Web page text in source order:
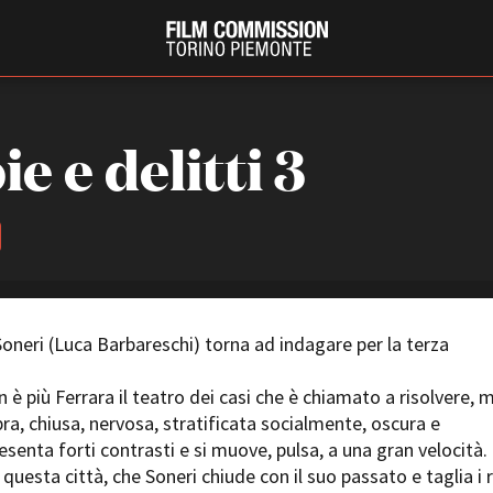
PRODUCTION GUIDE
Strutture di servizio
Professionisti
Attrici-Attori
Beginners
Festival
e delitti 3
(Luca Barbareschi) torna ad indagare per la terza
è più Ferrara il teatro dei casi che è chiamato a risolvere,
chiusa, nervosa, stratificata socialmente, oscura e
forti contrasti e si muove, pulsa, a una gran velocità.
città, che Soneri chiude con il suo passato e taglia i